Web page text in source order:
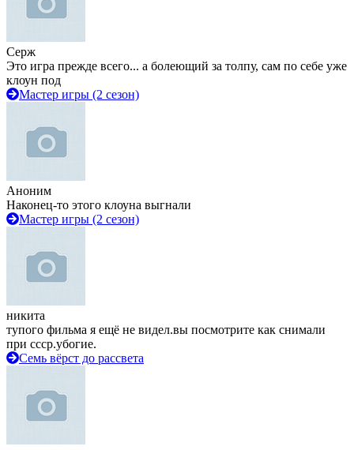
Серж
Это игра прежде всего... а болеющий за толпу, сам по себе уже
клоун под
Мастер игры (2 сезон)
Аноним
Наконец-то этого клоуна выгнали
Мастер игры (2 сезон)
никита
тупого фильма я ещё не видел.вы посмотрите как снимали
при ссср.убогие.
Семь вёрст до рассвета